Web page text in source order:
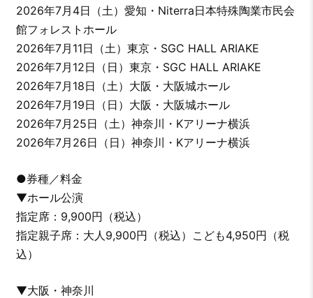
2026年7月4日（土）愛知・Niterra日本特殊陶業市民会
館フォレストホール
2026年7月11日（土）東京・SGC HALL ARIAKE
2026年7月12日（日）東京・SGC HALL ARIAKE
2026年7月18日（土）大阪・大阪城ホール
2026年7月19日（日）大阪・大阪城ホール
2026年7月25日（土）神奈川・Kアリーナ横浜
2026年7月26日（日）神奈川・Kアリーナ横浜
●券種／料金
▼ホール公演
指定席：9,900円（税込）
指定親子席：大人9,900円（税込）こども4,950円（税
込）
▼大阪・神奈川